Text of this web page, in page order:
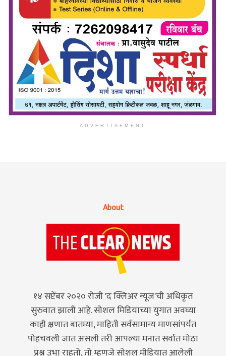
ADVERTISEMENT
About
१४ सप्टेंबर २०२० रोजी 'द क्लिअर न्यूज'ची अधिकृत
सुरुवात झाली आहे. सोशल मिडियाच्या युगात अवघ्या
काही क्षणात बातम्या, माहिती सर्वसामान्य माणसांपर्यंत
पोहचवली जात असली तरी आपल्या मनात सर्वात मोठा